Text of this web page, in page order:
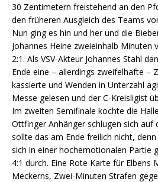
30 Zentimetern freistehend an den
den früheren Ausgleich des Teams
Nun ging es hin und her und die
Johannes Heine zweieinhalb Minuten
2:1. Als VSV-Akteur Johannes Stahl
Ende eine – allerdings zweifelhafte –
kassierte und Wenden in Unterzahl
Messe gelesen und der C-Kreisligist
Im zweiten Semifinale kochte die
Ottfinger Anhänger schlugen sich auf
sollte das am Ende freilich nicht,
sich in einer hochemotionalen Partie
4:1 durch. Eine Rote Karte für Elbens
Meckerns, Zwei-Minuten Strafen